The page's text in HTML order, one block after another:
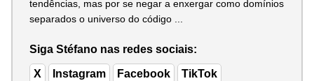
tendências, mas por se negar a enxergar como domínios
separados o universo do código ...
Siga Stéfano nas redes sociais:
X Instagram Facebook TikTok